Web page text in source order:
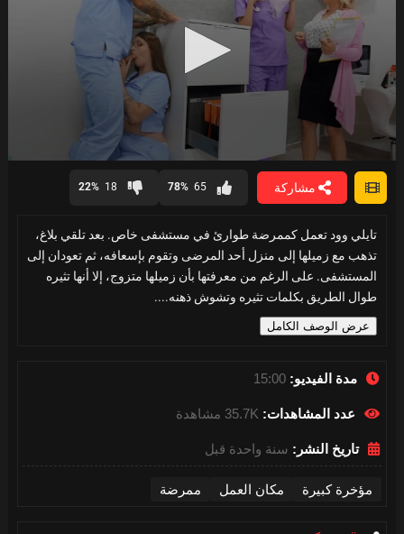
مشاركة 65
78%
18
22%
تايلي وود تعمل كممرضة طوارئ في مستشفى خاص. بعد تلقي بلاغ،
تذهب مع زميلها إلى منزل أحد المرضى وتقوم بإسعافه، ثم تعودان إلى
المستشفى. على الرغم من معرفتها بأن زميلها متزوج، إلا أنها تثيره
طوال الطريق بكلمات تثيره وتشوش ذهنه....
عرض الوصف الكامل
مدة الفيديو: 15:00
عدد المشاهدات: 35.7K مشاهدة
تاريخ النشر: سنة واحدة قبل
مؤخرة كبيرة مكان العمل ممرضة